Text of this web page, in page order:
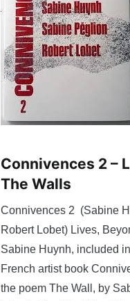
Connivences 2 –
The Walls
Connivences 2 (Sabine
Robert Lobet) Lives,
Sabine Huynh, included
French artist book
the poem The Wall, by